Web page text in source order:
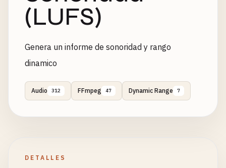
(LUFS)
Genera un informe de sonoridad y rango
dinamico
Audio 312 FFmpeg 47 Dynamic Range 7
DETALLES